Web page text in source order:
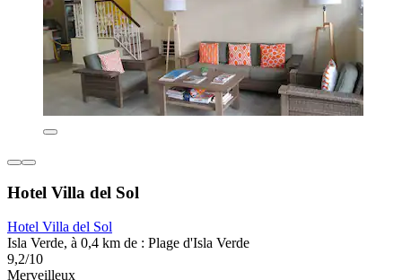
Hotel Villa del Sol
Hotel Villa del Sol
Isla Verde, à 0,4 km de : Plage d'Isla Verde
9,2/10
Merveilleux